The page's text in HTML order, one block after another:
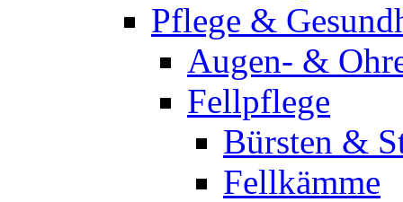
Pflege &
Augen- &
Fellpflege
Bürsten &
Fellkämme